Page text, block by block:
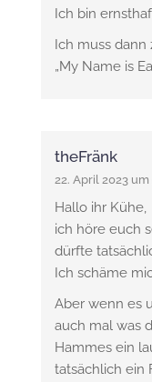
Ich bin
Ich muss dann
„My Name is
theFränk
22. April 2023
Hallo ihr Kühe,
ich höre euch
dürfte
Ich schäme
Aber wenn es
auch mal was
Hammes ein
tatsächlich ein